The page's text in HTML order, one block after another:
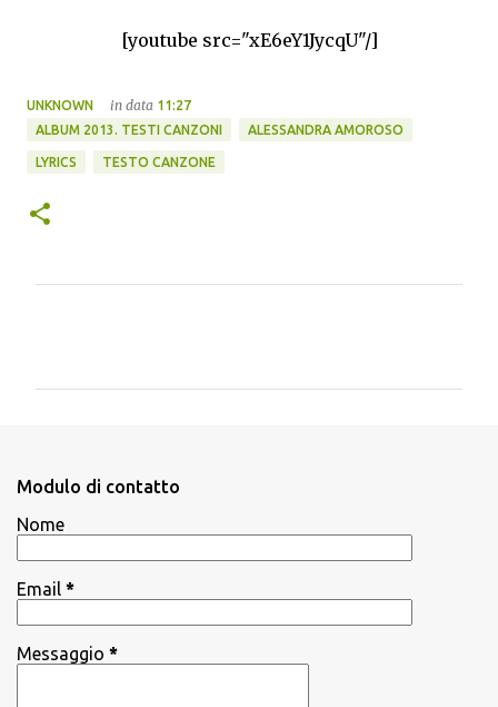
[youtube src="xE6eY1JycqU"/]
UNKNOWN in data 11:27
ALBUM 2013. TESTI CANZONI
ALESSANDRA AMOROSO
LYRICS TESTO CANZONE
i
Modulo di contatto
Nome
Email *
Messaggio *